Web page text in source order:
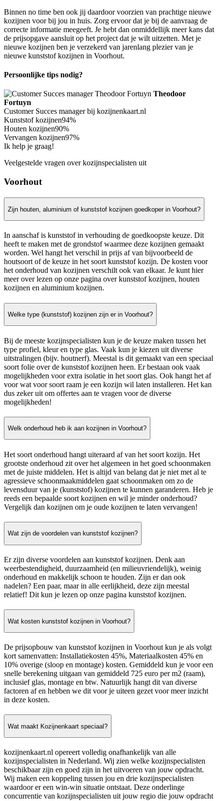
Binnen no time ben ook jij daardoor voorzien van prachtige nieuwe
kozijnen voor bij jou in huis. Zorg ervoor dat je bij de aanvraag de
correcte informatie meegeeft. Je hebt dan onmiddellijk meer kans dat
de prijsopgave aansluit op het project dat je wilt uitzetten. Met je
nieuwe kozijnen ben je verzekerd van jarenlang plezier van je
nieuwe kunststof kozijnen in Voorhout.
Persoonlijke tips nodig?
Theodoor
Fortuyn
Customer Succes manager bij kozijnenkaart.nl
Kunststof kozijnen94%
Houten kozijnen90%
Vervangen kozijnen97%
Ik help je graag!
Veelgestelde vragen over kozijnspecialisten uit
Voorhout
Zijn houten, aluminium of kunststof kozijnen goedkoper in Voorhout?
In aanschaf is kunststof in verhouding de goedkoopste keuze. Dit
heeft te maken met de grondstof waarmee deze kozijnen gemaakt
worden. Wel hangt het verschil in prijs af van bijvoorbeeld de
houtsoort of de keuze in het soort kunststof kozijn. De kosten voor
het onderhoud van kozijnen verschilt ook van elkaar. Je kunt hier
meer over lezen op onze pagina over kunststof kozijnen, houten
kozijnen en aluminium kozijnen.
Welke type (kunststof) kozijnen zijn er in Voorhout?
Bij de meeste kozijnspecialisten kun je de keuze maken tussen het
type profiel, kleur en type glas. Vaak kun je kiezen uit diverse
uitstralingen (bijv. houtnerf). Meestal is dit gemaakt van een speciaal
soort folie over de kunststof kozijnen heen. Er bestaan ook vaak
mogelijkheden voor extra isolatie in het soort glas. Ook hangt het af
voor wat voor soort raam je een kozijn wil laten installeren. Het kan
dus zeker uit om offertes aan te vragen voor de diverse
mogelijkheden!
Welk onderhoud heb ik aan kozijnen in Voorhout?
Het soort onderhoud hangt uiteraard af van het soort kozijn. Het
grootste onderhoud zit over het algemeen in het goed schoonmaken
met de juiste middelen. Het is altijd van belang dat je niet met al te
agressieve schoonmaakmiddelen gaat schoonmaken om zo de
levensduur van je (kunststof) kozijnen te kunnen garanderen. Heb je
reeds een bepaalde soort kozijnen en wil je minder onderhoud?
Vergelijk dan kozijnen om je oude kozijnen te laten vervangen!
Wat zijn de voordelen van kunststof kozijnen?
Er zijn diverse voordelen aan kunststof kozijnen. Denk aan
weerbestendigheid, duurzaamheid (en milieuvriendelijk), weinig
onderhoud en makkelijk schoon te houden. Zijn er dan ook
nadelen? Een paar, maar in alle eerlijkheid, deze zijn meestal
relatief! Dit kun je lezen op onze pagina kunststof kozijnen.
Wat kosten kunststof kozijnen in Voorhout?
De prijsopbouw van kunststof kozijnen in Voorhout kun je als volgt
kort samenvatten: Installatiekosten 45%, Materiaalkosten 45% en
10% overige (sloop en montage) kosten. Gemiddeld kun je voor een
snelle berekening uitgaan van gemiddeld 725 euro per m2 (raam),
inclusief glas, montage en btw. Natuurlijk hangt dit van diverse
factoren af en hebben we dit voor je uiteen gezet voor meer inzicht
in deze kosten.
Wat maakt Kozijnenkaart speciaal?
kozijnenkaart.nl opereert volledig onafhankelijk van alle
kozijnspecialisten in Nederland. Wij zien welke kozijnspecialisten
beschikbaar zijn en goed zijn in het uitvoeren van jouw opdracht.
Wij maken een koppeling tussen jou en drie kozijnspecialisten
waardoor er een win-win situatie ontstaat. Deze onderlinge
concurrentie van kozijnspecialisten uit jouw regio die jouw opdracht